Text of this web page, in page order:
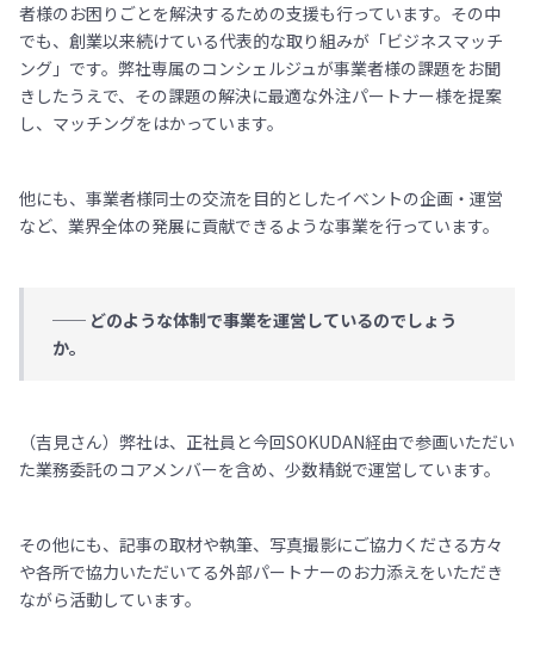
者様のお困りごとを解決するための支援も行っています。その中
でも、創業以来続けている代表的な取り組みが「ビジネスマッチ
ング」です。弊社専属のコンシェルジュが事業者様の課題をお聞
きしたうえで、その課題の解決に最適な外注パートナー様を提案
し、マッチングをはかっています。
他にも、事業者様同士の交流を目的としたイベントの企画・運営
など、業界全体の発展に貢献できるような事業を行っています。
── どのような体制で事業を運営しているのでしょう
か。
（吉見さん）弊社は、正社員と今回SOKUDAN経由で参画いただい
た業務委託のコアメンバーを含め、少数精鋭で運営しています。
その他にも、記事の取材や執筆、写真撮影にご協力くださる方々
や各所で協力いただいてる外部パートナーのお力添えをいただき
ながら活動しています。